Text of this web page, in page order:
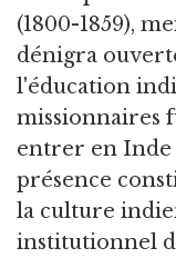
(1800-1859),
dénigra
l'éducation
missionnaires
entrer en Inde
présence
la culture
institutionnel